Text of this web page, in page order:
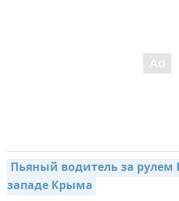
Пьяный водитель за рулем
западе Крыма